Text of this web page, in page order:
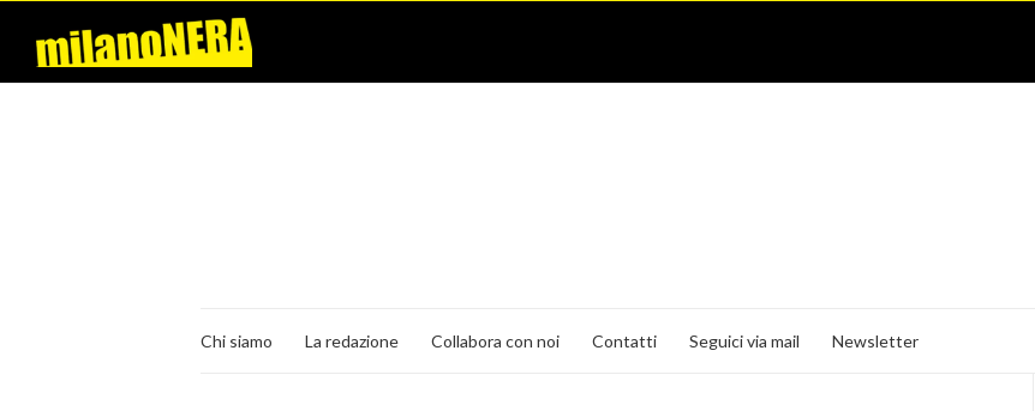
Chi siamo La redazione Collabora con noi Contatti Seguici via mail Newsletter